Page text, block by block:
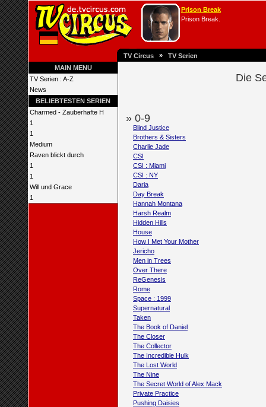
Prison Break
Prison Break.
TV Circus » TV Serien
MAIN MENU
TV Serien : A-Z
News
BELIEBTESTEN SERIEN
Charmed - Zauberhafte H
1
1
Medium
Raven blickt durch
1
1
Will und Grace
1
Die
» 0-9
Blind Justice
Brothers & Sisters
Charlie Jade
CSI
CSI : Miami
CSI : NY
Daria
Day Break
Hannah Montana
Harsh Realm
Hidden Hills
House
How I Met Your Mother
Jericho
Men in Trees
Over There
ReGenesis
Rome
Space : 1999
Supernatural
Taken
The Book of Daniel
The Closer
The Collector
The Incredible Hulk
The Lost World
The Nine
The Secret World of Alex Mack
Private Practice
Pushing Daisies